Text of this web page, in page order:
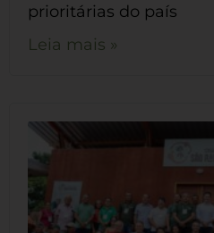
prioritárias do país
Leia mais »